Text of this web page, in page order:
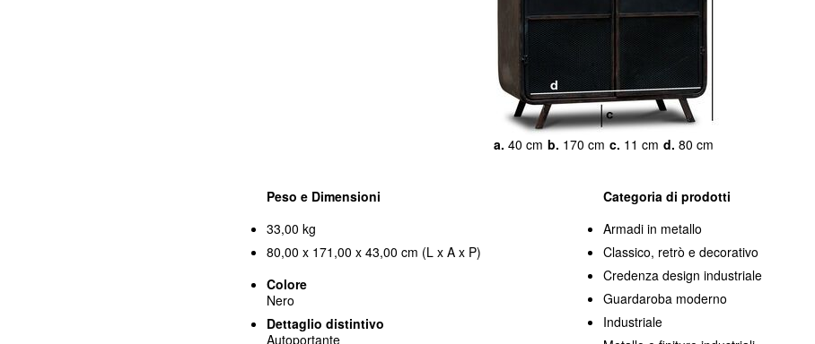
a. 40 cm b. 170 cm c. 11 cm d. 80 cm
Peso e Dimensioni
33,00 kg
80,00 x 171,00 x 43,00 cm (L x A x P)
Colore
Nero
Dettaglio distintivo
Autoportante
Categoria di prodotti
Armadi in metallo
Classico, retrò e decorativo
Credenza design industriale
Guardaroba moderno
Industriale